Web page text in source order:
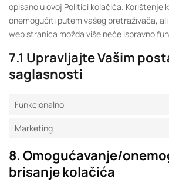
opisano u ovoj Politici kolačića. Korištenje
onemogućiti putem vašeg pretraživača,
web stranica možda više neće ispravno
7.1 Upravljajte Vašim
saglasnosti
Funkcionalno
Marketing
8. Omogućavanje/
brisanje kolačića